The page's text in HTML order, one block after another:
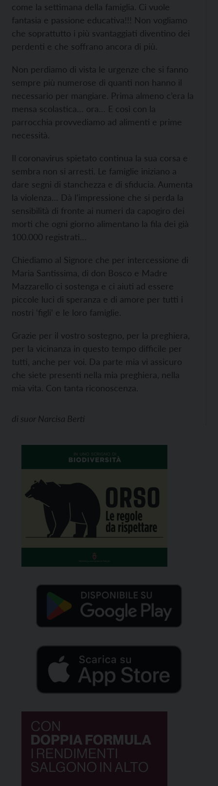
come la settimana della famiglia. Ci vuole
fantasia e passione educativa!!! Non vogliamo
che soprattutto i più svantaggiati diventino dei
perdenti e che soffrano ancora di più.
Non perdiamo di vista le urgenze che si fanno
sempre più numerose di quanti non hanno il
necessario per mangiare. Prima almeno c’era la
mensa scolastica… ora… E così con la
parrocchia provvediamo ad alimenti e prime
necessità.
Il coronavirus spietato continua la sua corsa e
sembra non si arresti. Le famiglie iniziano a
dare segni di stanchezza e di sfiducia. Aumenta
la violenza… Dà l’impressione che si perda la
sensibilità di fronte ai numeri da capogiro dei
morti che ogni giorno alimentano la fila dei già
100.000 registrati…
Chiediamo al Signore che per intercessione di
Maria Santissima, di don Bosco e Madre
Mazzarello ci sostenga e ci aiuti ad essere
piccole luci di speranza e di amore per tutti i
nostri ‘figli’ e le loro famiglie.
Grazie per il vostro sostegno, per la preghiera,
per la vicinanza in questo tempo difficile per
tutti, anche per voi. Da parte mia vi assicuro
che siete presenti nella mia preghiera, nella
mia vita. Con tanta riconoscenza.
di suor Narcisa Berti